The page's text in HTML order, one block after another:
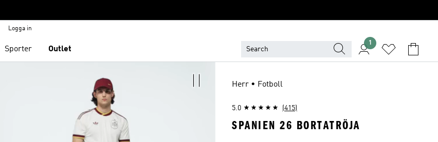
Logga in
Sporter Outlet
1
Herr • Fotboll
5.0 (415)
SPANIEN 26 BORTATRÖJA